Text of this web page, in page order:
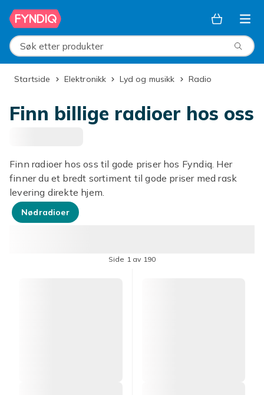
Hopp til hovedinnhold
Søk etter produkter
Startside Elektronikk Lyd og musikk Radio
Finn billige radioer hos oss
Finn radioer hos oss til gode priser hos Fyndiq. Her
finner du et bredt sortiment til gode priser med rask
levering direkte hjem.
Nødradioer
Side 1 av 190